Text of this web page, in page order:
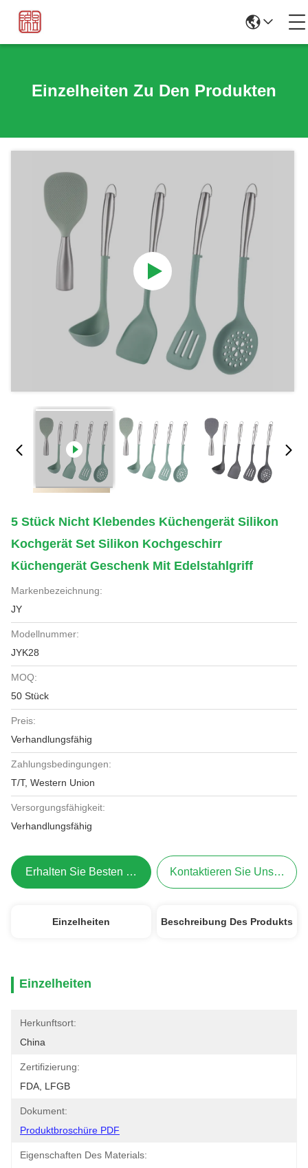
Einzelheiten Zu Den Produkten
5 Stück Nicht Klebendes Küchengerät Silikon
Kochgerät Set Silikon Kochgeschirr
Küchengerät Geschenk Mit Edelstahlgriff
Markenbezeichnung:
JY
Modellnummer:
JYK28
MOQ:
50 Stück
Preis:
Verhandlungsfähig
Zahlungsbedingungen:
T/T, Western Union
Versorgungsfähigkeit:
Verhandlungsfähig
Erhalten Sie Besten Preis Kontaktieren Sie Uns Jetzt
Einzelheiten Beschreibung Des Produkts
Einzelheiten
Herkunftsort:
China
Zertifizierung:
FDA, LFGB
Dokument:
Produktbroschüre PDF
Eigenschaften Des Materials: